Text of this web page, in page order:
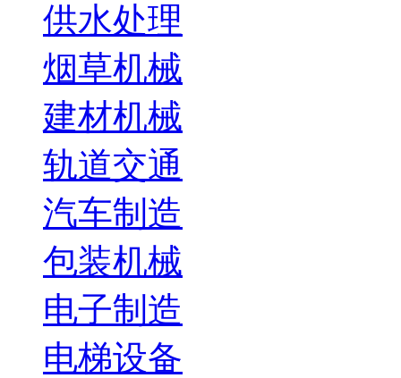
供水处理
烟草机械
建材机械
轨道交通
汽车制造
包装机械
电子制造
电梯设备